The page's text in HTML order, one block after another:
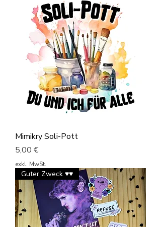
Mimikry Soli-Pott
Preis
5,00 €
exkl. MwSt.
Guter Zweck ♥♥